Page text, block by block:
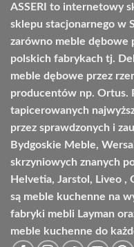
ASSERI to internetowy
sklepu stacjonarnego w
zarówno meble dębowe
polskich fabrykach tj.
meble dębowe przez
producentów np. Ortus.
tapicerowanych
przez sprawdzonych i
Bydgoskie Meble,
skrzyniowych znanych
Helvetia, Jarstol, Liveo ,
są meble kuchenne na
fabryki mebli Layman
meble kuchenne do